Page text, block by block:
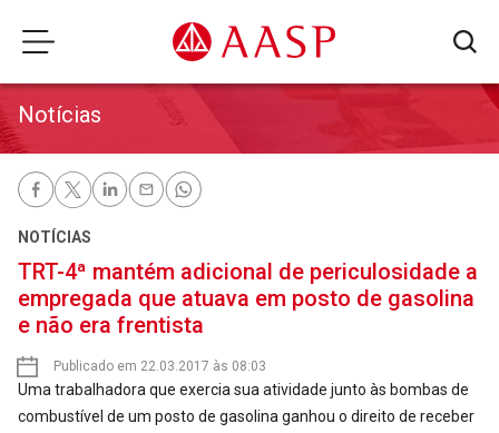
Notícias
NOTÍCIAS
TRT-4ª mantém adicional de periculosidade a
empregada que atuava em posto de gasolina
e não era frentista
Publicado em 22.03.2017 às 08:03
Uma trabalhadora que exercia sua atividade junto às bombas de
combustível de um posto de gasolina ganhou o direito de receber